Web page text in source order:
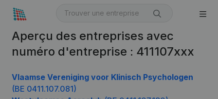
Aperçu des entreprises avec
numéro d'entreprise : 411107xxx
Vlaamse Vereniging voor Klinisch Psychologen
(BE 0411.107.081)